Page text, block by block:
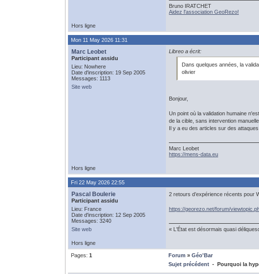
Bruno IRATCHET
Aidez l'association GeoRezo!
Hors ligne
Mon 11 May 2026 11:31
Marc Leobet
Participant assidu
Lieu: Nowhere
Date d'inscription: 19 Sep 2005
Messages: 1113
Site web
Libreo a écrit:
Dans quelques années, la
olivier
Bonjour,
Un point où la validation humaine
de la cible, sans intervention
Il y a eu des articles sur des
Marc Leobet
https://mens-data.eu
Hors ligne
Fri 22 May 2026 22:55
Pascal Boulerie
Participant assidu
Lieu: France
Date d'inscription: 12 Sep 2005
Messages: 3240
Site web
2 retours d’expérience récents pour
https://georezo.net/forum/
« L'État est désormais quasi
Hors ligne
Pages: 1 Forum » Géo'Bar
Sujet précédent - Pourquoi la